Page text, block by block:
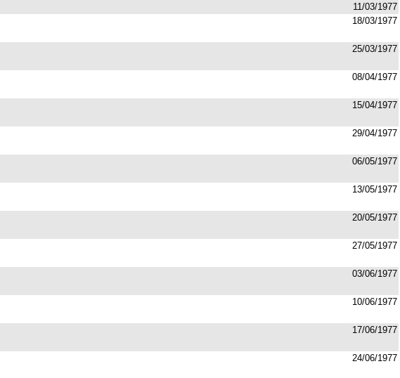
11/03/1977
18/03/1977
25/03/1977
08/04/1977
15/04/1977
29/04/1977
06/05/1977
13/05/1977
20/05/1977
27/05/1977
03/06/1977
10/06/1977
17/06/1977
24/06/1977